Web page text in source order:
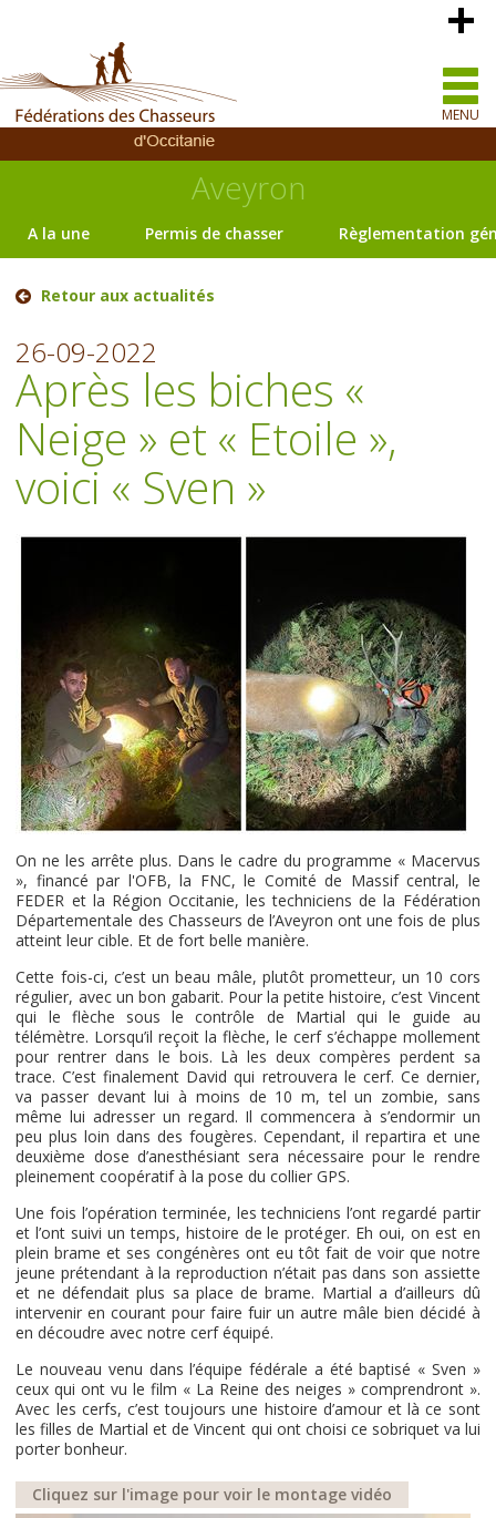
MENU
Aveyron
A la une Permis de chasser Règlementation
Retour aux actualités
26-09-2022
Après les biches «
Neige » et « Etoile »,
voici « Sven »
On ne les arrête plus. Dans le cadre du programme « Macervus
», financé par l'OFB, la FNC, le Comité de Massif central, le
FEDER et la Région Occitanie, les techniciens de la Fédération
Départementale des Chasseurs de l’Aveyron ont une fois de plus
atteint leur cible. Et de fort belle manière.
Cette fois-ci, c’est un beau mâle, plutôt prometteur, un 10 cors
régulier, avec un bon gabarit. Pour la petite histoire, c’est Vincent
qui le flèche sous le contrôle de Martial qui le guide au
télémètre. Lorsqu’il reçoit la flèche, le cerf s’échappe mollement
pour rentrer dans le bois. Là les deux compères perdent sa
trace. C’est finalement David qui retrouvera le cerf. Ce dernier,
va passer devant lui à moins de 10 m, tel un zombie, sans
même lui adresser un regard. Il commencera à s’endormir un
peu plus loin dans des fougères. Cependant, il repartira et une
deuxième dose d’anesthésiant sera nécessaire pour le rendre
pleinement coopératif à la pose du collier GPS.
Une fois l’opération terminée, les techniciens l’ont regardé partir
et l’ont suivi un temps, histoire de le protéger. Eh oui, on est en
plein brame et ses congénères ont eu tôt fait de voir que notre
jeune prétendant à la reproduction n’était pas dans son assiette
et ne défendait plus sa place de brame. Martial a d’ailleurs dû
intervenir en courant pour faire fuir un autre mâle bien décidé à
en découdre avec notre cerf équipé.
Le nouveau venu dans l’équipe fédérale a été baptisé « Sven »
ceux qui ont vu le film « La Reine des neiges » comprendront ».
Avec les cerfs, c’est toujours une histoire d’amour et là ce sont
les filles de Martial et de Vincent qui ont choisi ce sobriquet va lui
porter bonheur.
Cliquez sur l'image pour voir le montage vidéo